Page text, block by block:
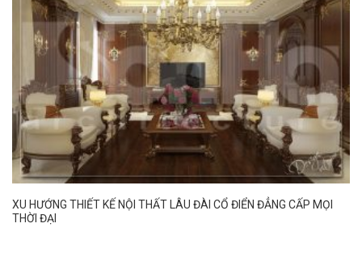
XU HƯỚNG THIẾT KẾ NỘI THẤT LÂU ĐÀI CỔ ĐIỂN ĐẲNG CẤP MỌI
THỜI ĐẠI